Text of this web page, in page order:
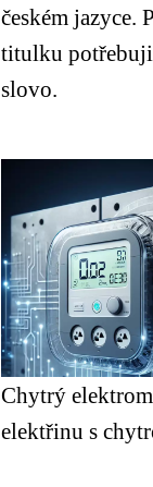
českém jazyce.
titulku
slovo.
Chytrý
elektřinu s